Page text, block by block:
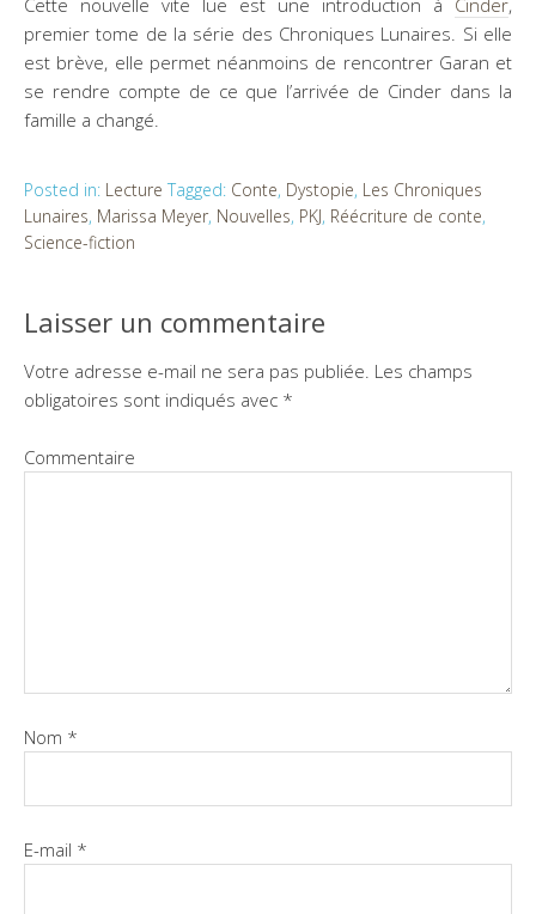
premier tome de la série des Chroniques Lunaires. Si elle
est brève, elle permet néanmoins de rencontrer Garan et
se rendre compte de ce que l’arrivée de Cinder dans la
famille a changé.
Posted in: Lecture Tagged: Conte, Dystopie, Les Chroniques
Lunaires, Marissa Meyer, Nouvelles, PKJ, Réécriture de conte,
Science-fiction
Laisser un commentaire
Votre adresse e-mail ne sera pas publiée. Les champs
obligatoires sont indiqués avec *
Commentaire
Nom *
E-mail *